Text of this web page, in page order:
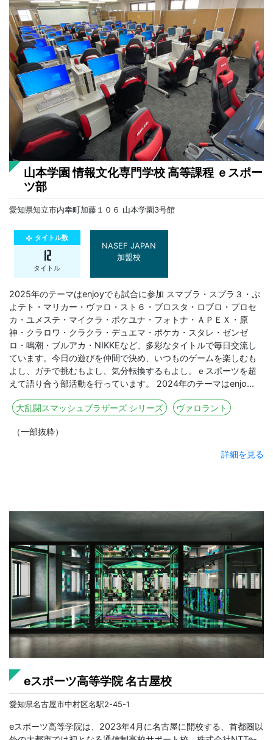
山本学園 情報文化専門学校 高等課程 ｅスポー
ツ部
愛知県知立市内幸町加藤１０６ 山本学園3号館
gamepad タイトル数
12
タイトル
NASEF JAPAN
加盟校
2025年のテーマはenjoyでも試合に参加 スマブラ・スプラ３・ぷ
よテト・マリカー・ヴァロ・スト６・ブロスタ・ロブロ・プロセ
カ・ユメステ・マイクラ・ポケユナ・フォトナ・ＡＰＥＸ・原
神・クラロワ・クラクラ・デュエマ・ポケカ・スタレ・ゼンゼ
ロ・鳴潮・ブルアカ・NIKKEなど、多彩なタイトルで毎日交流し
ています。今日の遊びを仲間で決め、いつものゲームを楽しむも
よし、ガチで挑むもよし、気分転換するもよし。ｅスポーツを超
えて語り合う部活動を行っています。 2024年のテーマはenjo...
大乱闘スマッシュブラザーズ シリーズ ヴァロラント
（一部抜粋）
詳細を見る
eスポーツ高等学院 名古屋校
愛知県名古屋市中村区名駅2-45-1
eスポーツ高等学院は、2023年4月に名古屋に開校する、首都圏以